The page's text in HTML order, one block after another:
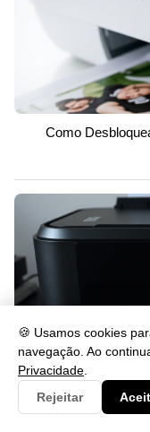
🍪 Usamos cookies
navegação. Ao
Privacidade
Rejeitar
Como